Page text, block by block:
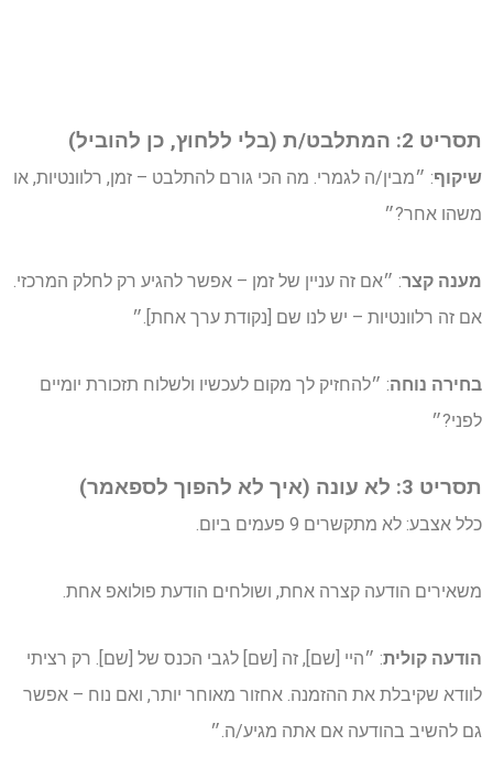
תסריט 2: המתלבט/ת (בלי ללחוץ, כן להוביל)
שיקוף: ״מבין/ה לגמרי. מה הכי גורם להתלבט – זמן, רלוונטיות, או
משהו אחר?״
מענה קצר: ״אם זה עניין של זמן – אפשר להגיע רק לחלק המרכזי.
אם זה רלוונטיות – יש לנו שם [נקודת ערך אחת].״
בחירה נוחה: ״להחזיק לך מקום לעכשיו ולשלוח תזכורת יומיים
לפני?״
תסריט 3: לא עונה (איך לא להפוך לספאמר)
כלל אצבע: לא מתקשרים 9 פעמים ביום.
משאירים הודעה קצרה אחת, ושולחים הודעת פולואפ אחת.
הודעה קולית: ״היי [שם], זה [שם] לגבי הכנס של [שם]. רק רציתי
לוודא שקיבלת את ההזמנה. אחזור מאוחר יותר, ואם נוח – אפשר
גם להשיב בהודעה אם אתה מגיע/ה.״